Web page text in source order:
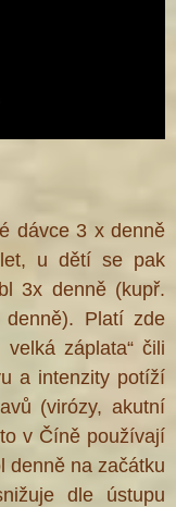
dávce 3 x denně
u dětí se pak
3x denně (kupř.
Platí zde
záplata“ čili
a intenzity potíží
(virózy, akutní
v Číně používají
denně na začátku
dle ústupu